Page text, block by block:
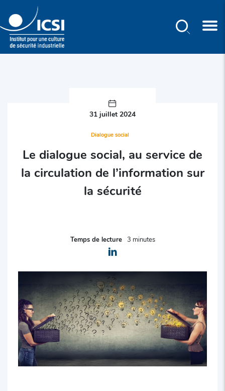
31 juillet 2024
Dialogue social
Le dialogue social, au service de
la circulation de l’information sur
la sécurité
Temps de lecture 3 minutes